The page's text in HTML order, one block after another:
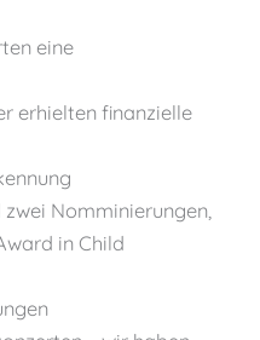
eine
erhielten finanzielle
Nomminierungen,
in Child